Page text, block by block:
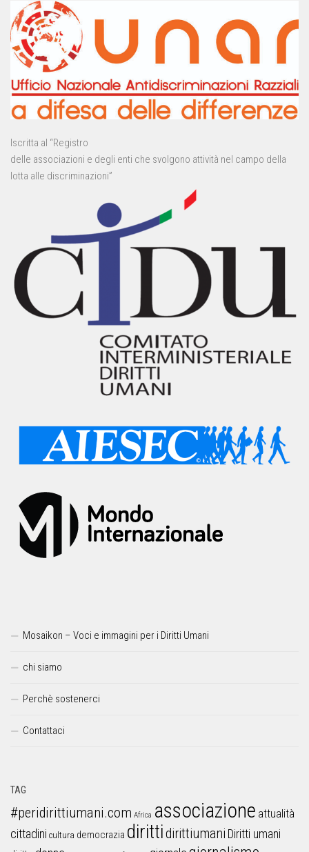
Iscritta al “Registro
delle associazioni e degli enti che svolgono attività nel campo della
lotta alle discriminazioni”
Mosaikon – Voci e immagini per i Diritti Umani
chi siamo
Perchè sostenerci
Contattaci
TAG
#peridirittiumani.com Africa associazione attualità
cittadini cultura democrazia dirittidirittiumani Diritti umani